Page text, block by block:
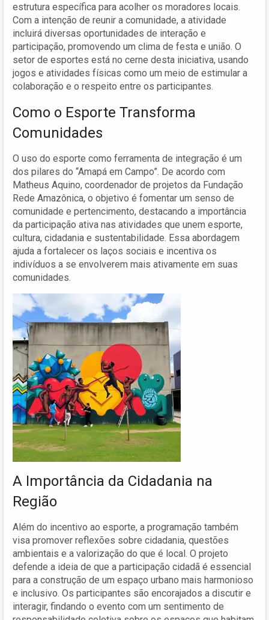
estrutura específica para acolher os moradores locais.
Com a intenção de reunir a comunidade, a atividade
incluirá diversas oportunidades de interação e
participação, promovendo um clima de festa e união. O
setor de esportes está no cerne desta iniciativa, usando
jogos e atividades físicas como um meio de estimular a
colaboração e o respeito entre os participantes.
Como o Esporte Transforma
Comunidades
O uso do esporte como ferramenta de integração é um
dos pilares do “Amapá em Campo”. De acordo com
Matheus Aquino, coordenador de projetos da Fundação
Rede Amazônica, o objetivo é fomentar um senso de
comunidade e pertencimento, destacando a importância
da participação ativa nas atividades que unem esporte,
cultura, cidadania e sustentabilidade. Essa abordagem
ajuda a fortalecer os laços sociais e incentiva os
indivíduos a se envolverem mais ativamente em suas
comunidades.
A Importância da Cidadania na
Região
Além do incentivo ao esporte, a programação também
visa promover reflexões sobre cidadania, questões
ambientais e a valorização do que é local. O projeto
defende a ideia de que a participação cidadã é essencial
para a construção de um espaço urbano mais harmonioso
e inclusivo. Os participantes são encorajados a discutir e
interagir, findando o evento com um sentimento de